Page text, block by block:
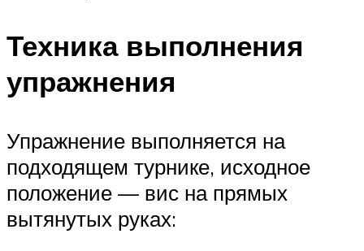
Техника выполнения
упражнения
Упражнение выполняется на
подходящем турнике, исходное
положение — вис на прямых
вытянутых руках: